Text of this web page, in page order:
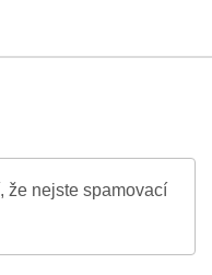
že nejste spamovací